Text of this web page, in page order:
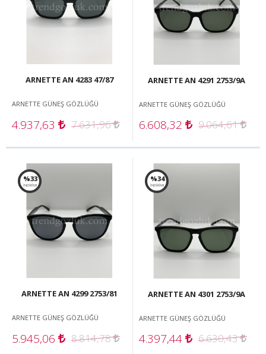
ARNETTE AN 4283 47/87
ARNETTE GÜNEŞ GÖZLÜĞÜ
4.937,63 7.631,96
ARNETTE AN 4291 2753/9A
ARNETTE GÜNEŞ GÖZLÜĞÜ
6.608,32 9.064,61
%33
İNDİRİM!
ARNETTE AN 4299 2753/81
ARNETTE GÜNEŞ GÖZLÜĞÜ
5.945,06 8.814,78
%34
İNDİRİM!
ARNETTE AN 4301 2753/9A
ARNETTE GÜNEŞ GÖZLÜĞÜ
4.397,44 6.630,43